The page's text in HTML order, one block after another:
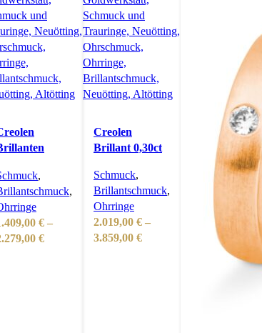
,
,
€ –
€Preisspanne:
Creolen
Brillant 0,30ct
Schmuck,
Brillantschmuck,
Ohrringe
2.019,00 € –
3.859,00 €Preisspanne: